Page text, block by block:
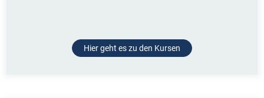
Hier geht es zu den Kursen